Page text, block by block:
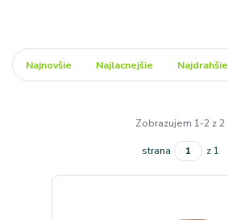
Najnovšie Najlacnejšie Najdrahšie
Zobrazujem 1-2 z 2
strana z 1